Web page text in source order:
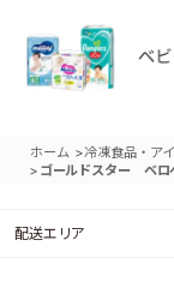
ホーム >冷凍食品・ア
> ゴールドスター ベ
配送エリア